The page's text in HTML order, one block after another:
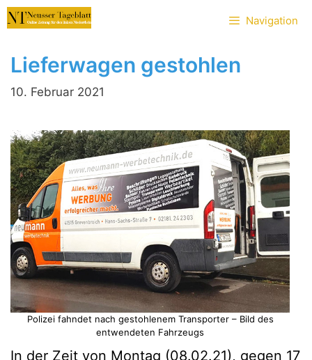
Zum
Inhalt
Navigation
Lieferwagen gestohlen
10. Februar 2021
Polizei fahndet nach gestohlenem Transporter – Bild des
entwendeten Fahrzeugs
In der Zeit von Montag (08.02.21), gegen 17